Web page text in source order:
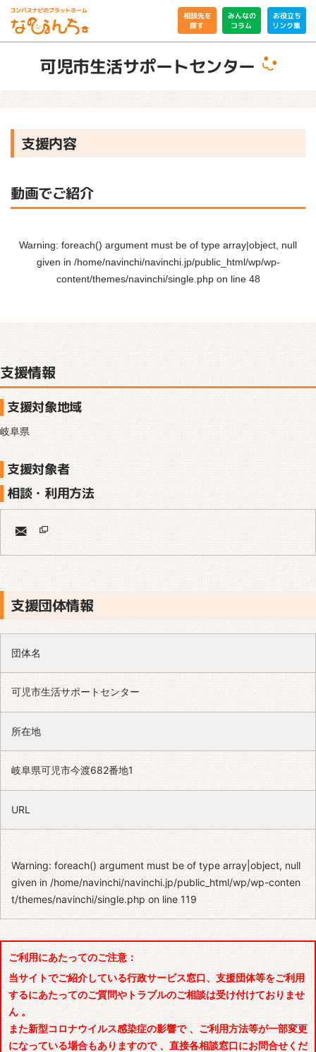
相談先を
探す
みんなの
コラム
お役立ち
リンク集
可児市生活サポートセンター
支援内容
動画でご紹介
Warning: foreach() argument must be of type array|object, null
given in /home/navinchi/navinchi.jp/public_html/wp/wp-
content/themes/navinchi/single.phpon line 48
支援情報
支援対象地域
岐阜県
支援対象者
相談・利用方法
支援団体情報
団体名
可児市生活サポートセンター
所在地
岐阜県可児市今渡682番地1
URL
Warning: foreach() argument must be of type array|object, null
given in/home/navinchi/navinchi.jp/public_html/wp/wp-conten
t/themes/navinchi/single.php on line119
ご利用にあたってのご注意：
当サイトでご紹介している行政サービス窓口、支援団体等をご利用
するにあたってのご質問やトラブルのご相談は受け付けておりませ
ん 。
また新型コロナウイルス感染症の影響で 、ご利用方法等が一部変更
になっている場合もありますので 、直接各相談窓口にお問合せくだ